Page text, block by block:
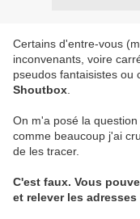
Certains d'entre-vous
inconvenants, voire
pseudos fantaisistes ou
Shoutbox
On m'a posé la
comme beaucoup j'ai
de les tracer.
C'est faux. Vous
et relever les